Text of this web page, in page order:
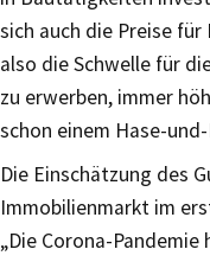
sich auch die Preise
also die Schwelle für
zu erwerben, immer
schon einem Hase-
Die Einschätzung des
Immobilienmarkt im
„Die Corona-